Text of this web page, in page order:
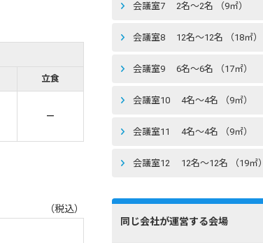
立食
－
（税込）
会議室7 2名〜2名 （9㎡）
会議室8 12名〜12名 （18㎡）
会議室9 6名〜6名 （17㎡）
会議室10 4名〜4名 （9㎡）
会議室11 4名〜4名 （9㎡）
会議室12 12名〜12名 （19㎡）
同じ会社が運営する会場